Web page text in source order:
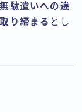
駄遣いへの違
り締まる とし